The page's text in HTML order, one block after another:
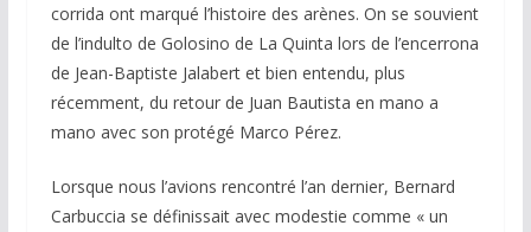
corrida ont marqué l’histoire des arènes. On se souvient
de l’indulto de Golosino de La Quinta lors de l’encerrona
de Jean-Baptiste Jalabert et bien entendu, plus
récemment, du retour de Juan Bautista en mano a
mano avec son protégé Marco Pérez.
Lorsque nous l’avions rencontré l’an dernier, Bernard
Carbuccia se définissait avec modestie comme « un